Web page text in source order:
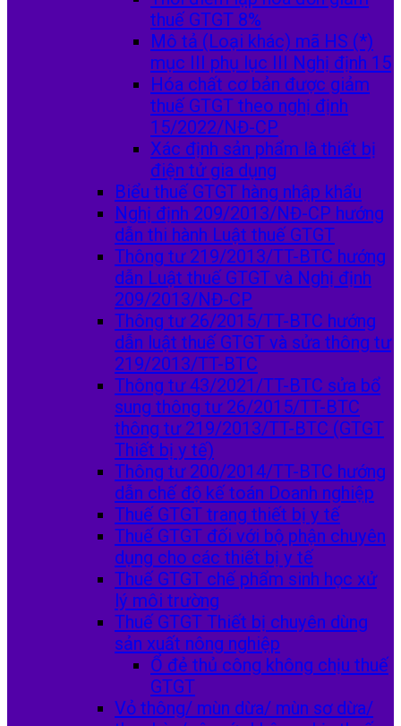
thuế GTGT 8%
Mô tả (Loại khác) mã HS (*)
mục III phụ lục III Nghị định 15
Hóa chất cơ bản được giảm
thuế GTGT theo nghị định
15/2022/NĐ-CP
Xác định sản phẩm là thiết bị
điện tử gia dụng
Biểu thuế GTGT hàng nhập khẩu
Nghị định 209/2013/NĐ-CP hướng
dẫn thi hành Luật thuế GTGT
Thông tư 219/2013/TT-BTC hướng
dẫn Luật thuế GTGT và Nghị định
209/2013/NĐ-CP
Thông tư 26/2015/TT-BTC hướng
dẫn luật thuế GTGT và sửa thông tư
219/2013/TT-BTC
Thông tư 43/2021/TT-BTC sửa bổ
sung thông tư 26/2015/TT-BTC
thông tư 219/2013/TT-BTC (GTGT
Thiết bị y tế)
Thông tư 200/2014/TT-BTC hướng
dẫn chế độ kế toán Doanh nghiệp
Thuế GTGT trang thiết bị y tế
Thuế GTGT đối với bộ phận chuyên
dụng cho các thiết bị y tế
Thuế GTGT chế phẩm sinh học xử
lý môi trường
Thuế GTGT Thiết bị chuyên dùng
sản xuất nông nghiệp
Ổ đẻ thủ công không chịu thuế
GTGT
Vỏ thông/ mùn dừa/ mùn sơ dừa/